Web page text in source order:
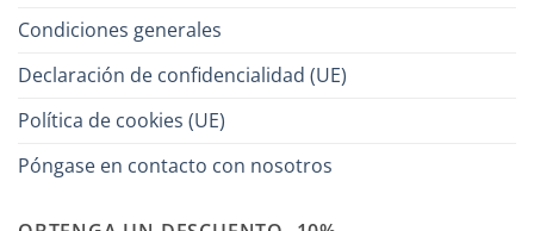
Condiciones generales
Declaración de confidencialidad (UE)
Política de cookies (UE)
Póngase en contacto con nosotros